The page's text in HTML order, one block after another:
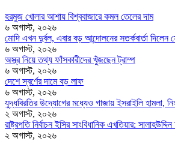
হরমুজ খোলার আশায় বিশ্ববাজারে কমল তেলের দাম
৬ অগাস্ট, ২০২৬
মোদি এখন দুর্বল, এবার বড় আন্দোলনের সতর্কবার্তা দিলেন
৬ অগাস্ট, ২০২৬
অস্ত্র নিয়ে তথ্য ফাঁসকারীদের খুঁজছেন ট্রাম্প
৬ অগাস্ট, ২০২৬
দেশে স্বর্ণের দামে বড় লাফ
৬ অগাস্ট, ২০২৬
যুদ্ধবিরতির উদ্যোগের মধ্যেও গাজায় ইসরাইলি হামলা,
২ অগাস্ট, ২০২৬
রাষ্ট্রপতি নির্বাচন ইসির সাংবিধানিক এখতিয়ার:
২ অগাস্ট, ২০২৬